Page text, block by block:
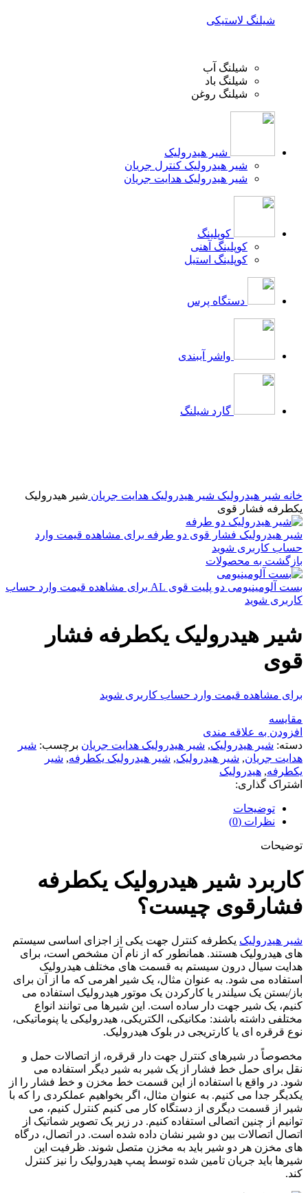
شیلنگ لاستیکی
شیلنگ آب
شیلنگ باد
شیلنگ روغن
شیر هیدرولیک
شیر هیدرولیک کنترل جریان
شیر هیدرولیک هدایت جریان
کوپلینگ
کوپلینگ آهنی
کوپلینگ استیل
دستگاه پرس
واشر آببندی
گارد شیلنگ
خانه شیر هیدرولیک شیر هیدرولیک هدایت جریان شیر هیدرولیک
یکطرفه فشار قوی
شیر هیدرولیک فشار قوی دو طرفه برای مشاهده قیمت وارد
حساب کاربری شوید
بازگشت به محصولات
بست آلومینیومی دو پلیت قوی AL
برای مشاهده قیمت وارد حساب
کاربری شوید
شیر هیدرولیک یکطرفه فشار
قوی
برای مشاهده قیمت وارد حساب کاربری شوید
مقایسه
افزودن به علاقه مندی
دسته: شیر هیدرولیک, شیر هیدرولیک هدایت جریان برچسب: شیر
هدایت جریان, شیر هیدرولیک, شیر هیدرولیک یکطرفه, شیر
یکطرفه, هیدرولیک
اشتراک گذاری:
توضیحات
نظرات (0)
توضیحات
کاربرد شیر هیدرولیک یکطرفه
فشارقوی چیست؟
شیر هیدرولیک یکطرفه کنترل جهت یکی از اجزای اساسی سیستم
های هیدرولیک هستند. همانطور که از نام آن مشخص است، برای
هدایت سیال درون سیستم به قسمت های مختلف هیدرولیک
استفاده می شود. به عنوان مثال، یک شیر اهرمی که ما از آن برای
باز/بستن یک سیلندر یا کارکردن یک موتور هیدرولیک استفاده می
کنیم، یک شیر جهت دار ساده است. این شیرها می توانند انواع
مختلفی داشته باشند: مکانیکی، الکتریکی، هیدرولیکی یا پنوماتیکی،
نوع قرقره ای یا کارتریجی در بلوک هیدرولیک.
مخصوصاً در شیرهای کنترل جهت دار قرقره، از اتصالات حمل و
نقل برای حمل خط فشار از یک شیر به شیر دیگر استفاده می
شود. در واقع با استفاده از این قسمت خط مخزن و خط فشار را از
یکدیگر جدا می کنیم. به عنوان مثال، اگر بخواهیم عملکردی را که با
شیر از قسمت دیگری از دستگاه کار می کنیم کنترل کنیم، می
توانیم از چنین اتصالی استفاده کنیم. در زیر یک تصویر شماتیک از
اتصال اتصالات بین دو شیر نشان داده شده است. در اتصال، درگاه
های مخزن هر دو شیر باید به مخزن متصل شوند. ظرفیت این
شیرها باید جریان تامین شده توسط پمپ هیدرولیک را نیز کنترل
کند.